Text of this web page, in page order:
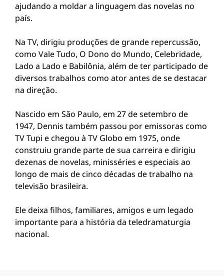
ajudando a moldar a linguagem das novelas no
país.
Na TV, dirigiu produções de grande repercussão,
como Vale Tudo, O Dono do Mundo, Celebridade,
Lado a Lado e Babilônia, além de ter participado de
diversos trabalhos como ator antes de se destacar
na direção.
Nascido em São Paulo, em 27 de setembro de
1947, Dennis também passou por emissoras como
TV Tupi e chegou à TV Globo em 1975, onde
construiu grande parte de sua carreira e dirigiu
dezenas de novelas, minisséries e especiais ao
longo de mais de cinco décadas de trabalho na
televisão brasileira.
Ele deixa filhos, familiares, amigos e um legado
importante para a história da teledramaturgia
nacional.